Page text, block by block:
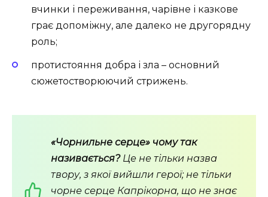
вчинки і переживання, чарівне і казкове
грає допоміжну, але далеко не другорядну
роль;
протистояння добра і зла – основний
сюжетостворюючий стрижень.
«Чорнильне серце» чому так
називається?Це не тільки назва
твору, з якої вийшли герої; не тільки
чорне серце Капрікорна, що не знає